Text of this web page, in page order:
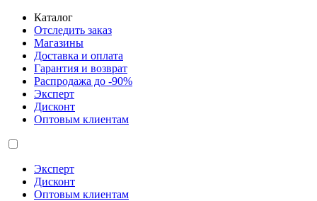
Каталог
Отследить заказ
Магазины
Доставка и оплата
Гарантия и возврат
Распродажа до -90%
Эксперт
Дисконт
Оптовым клиентам
Эксперт
Дисконт
Оптовым клиентам